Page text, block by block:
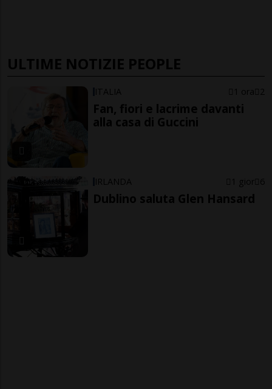
ULTIME NOTIZIE PEOPLE
ITALIA 1 ora 2
Fan, fiori e lacrime davanti
alla casa di Guccini
IRLANDA 1 gior 6
Dublino saluta Glen Hansard